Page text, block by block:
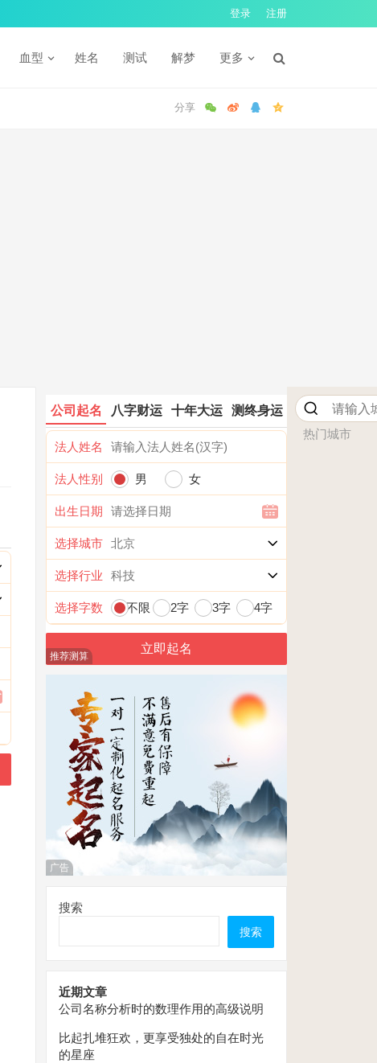
登录 注册
血型 姓名 测试 解梦 更多
公司起名 八字财运 十年大运 测终身运
法人姓名
法人性别 男 女
出生日期
选择城市
选择行业
选择字数 不限 2字 3字 4字
热门城市
推荐测算
广告
搜索
搜索
近期文章
公司名称分析时的数理作用的高级说明
比起扎堆狂欢，更享受独处的自在时光
的星座